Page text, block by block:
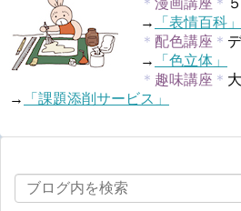
＊ 漫画講座 ＊
→
「表情百科」
＊ 配色講座 ＊
→
「色立体」
＊ 趣味講座 ＊
→
「課題添削サービス」